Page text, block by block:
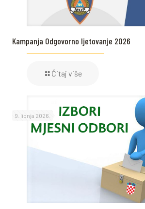
Kampanja Odgovorno ljetovanje 2026
Čitaj više
9. lipnja 2026.